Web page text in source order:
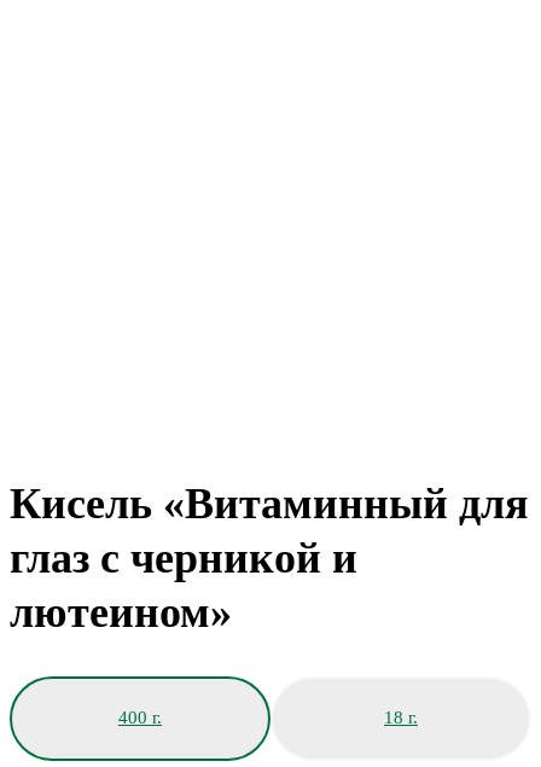
Кисель «Витаминный для
глаз с черникой и
лютеином»
400 г. 18 г.